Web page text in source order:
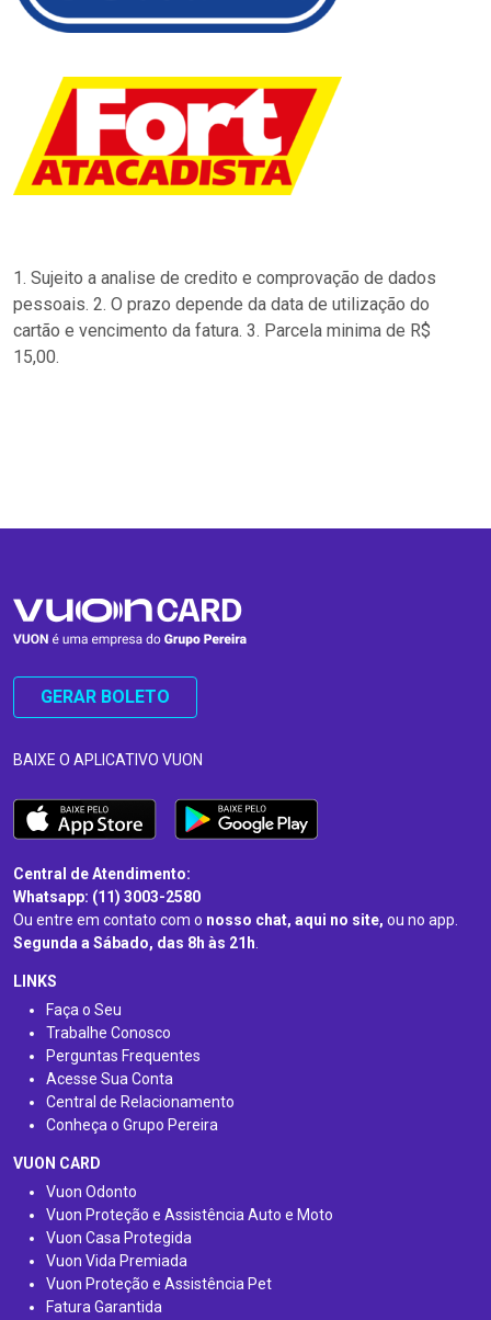
1. Sujeito a analise de credito e comprovação de dados
pessoais. 2. O prazo depende da data de utilização do
cartão e vencimento da fatura. 3. Parcela minima de R$
15,00.
GERAR BOLETO
BAIXE O APLICATIVO VUON
Central de Atendimento:
Whatsapp: (11) 3003-2580
Ou entre em contato com o nosso chat, aqui no site, ou no app.
Segunda a Sábado, das 8h às 21h.
LINKS
Faça o Seu
Trabalhe Conosco
Perguntas Frequentes
Acesse Sua Conta
Central de Relacionamento
Conheça o Grupo Pereira
VUON CARD
Vuon Odonto
Vuon Proteção e Assistência Auto e Moto
Vuon Casa Protegida
Vuon Vida Premiada
Vuon Proteção e Assistência Pet
Fatura Garantida